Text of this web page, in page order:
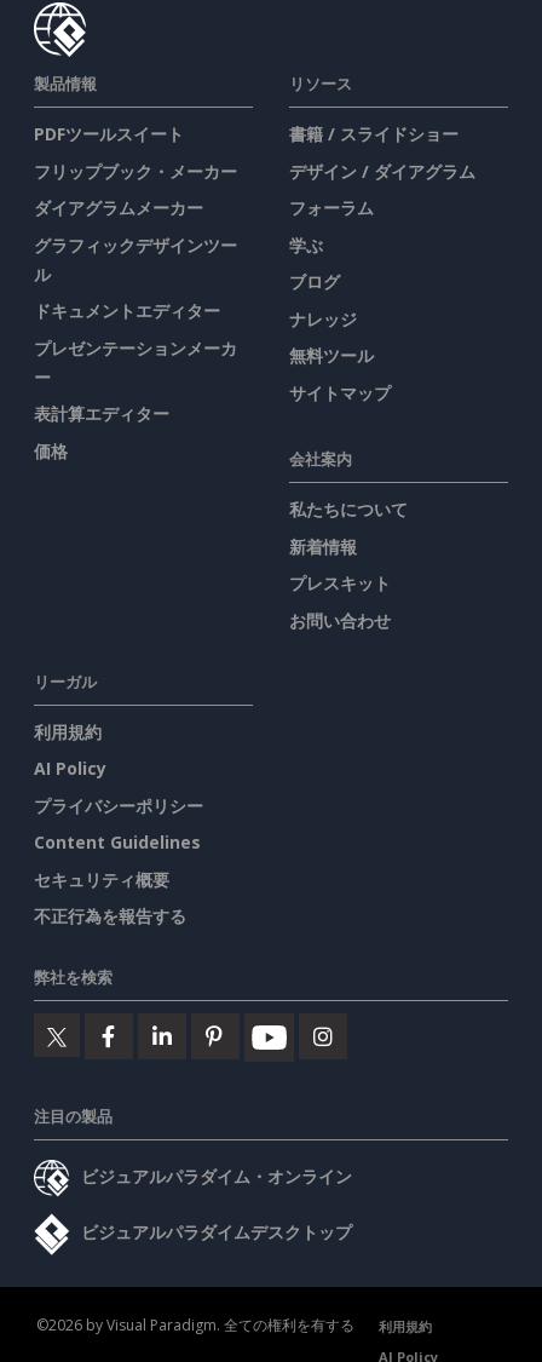
製品情報
PDFツールスイート
フリップブック・メーカー
ダイアグラムメーカー
グラフィックデザインツー
ル
ドキュメントエディター
プレゼンテーションメーカ
ー
表計算エディター
価格
リソース
書籍 / スライドショー
デザイン / ダイアグラム
フォーラム
学ぶ
ブログ
ナレッジ
無料ツール
サイトマップ
会社案内
私たちについて
新着情報
プレスキット
お問い合わせ
リーガル
利用規約
AI Policy
プライバシーポリシー
Content Guidelines
セキュリティ概要
不正行為を報告する
弊社を検索
注目の製品
ビジュアルパラダイム・オンライン
ビジュアルパラダイムデスクトップ
©2026 by Visual Paradigm. 全ての権利を有する
利用規約
AI Policy